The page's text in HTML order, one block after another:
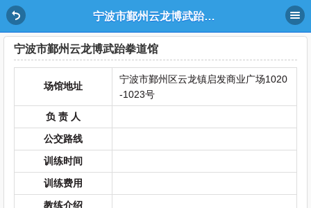
宁波市鄞州云龙博武跆拳道馆
宁波市鄞州云龙博武跆拳道馆
场馆地址
宁波市鄞州区云龙镇启发商业广场1020
-1023号
负 责 人
公交路线
训练时间
训练费用
教练介绍